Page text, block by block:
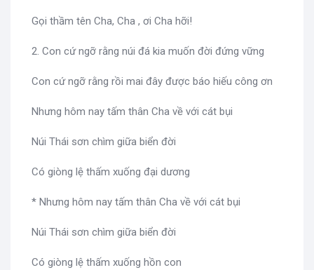
Gọi thầm tên Cha, Cha , ơi Cha hỡi!
2. Con cứ ngỡ rằng núi đá kia muốn đời đứng vững
Con cứ ngỡ rằng rồi mai đây được báo hiếu công ơn
Nhưng hôm nay tấm thân Cha về với cát bụi
Núi Thái sơn chìm giữa biển đời
Có giòng lệ thấm xuống đại dương
* Nhưng hôm nay tấm thân Cha về với cát bụi
Núi Thái sơn chìm giữa biển đời
Có giòng lệ thấm xuống hồn con